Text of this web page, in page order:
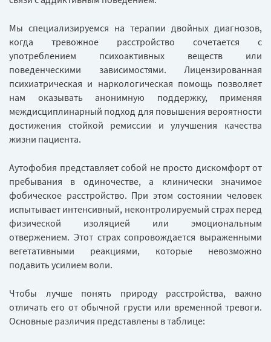
Мы специализируемся на терапии двойных диагнозов,
когда тревожное расстройство сочетается с
употреблением психоактивных веществ или
поведенческими зависимостями. Лицензированная
психиатрическая и наркологическая помощь позволяет
нам оказывать анонимную поддержку, применяя
междисциплинарный подход для повышения вероятности
достижения стойкой ремиссии и улучшения качества
жизни пациента.
Аутофобия представляет собой не просто дискомфорт от
пребывания в одиночестве, а клинически значимое
фобическое расстройство. При этом состоянии человек
испытывает интенсивный, неконтролируемый страх перед
физической изоляцией или эмоциональным
отвержением. Этот страх сопровождается выраженными
вегетативными реакциями, которые невозможно
подавить усилием воли.
Чтобы лучше понять природу расстройства, важно
отличать его от обычной грусти или временной тревоги.
Основные различия представлены в таблице: